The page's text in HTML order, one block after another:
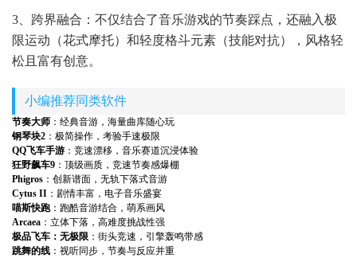
3、跨界融合：不仅结合了音乐游戏的节奏踩点，还融入极
限运动（花式摩托）和轻度格斗元素（技能对抗），风格轻
松且富有创意。
小编推荐同类软件
节奏大师 ：经典音游，海量曲库随心玩
钢琴块2 ：极简操作，考验手速极限
QQ飞车手游 ：竞速漂移，音乐赛道沉浸体验
狂野飙车9 ：顶级画质，竞速节奏感爆棚
Phigros ：创新谱面，无轨下落式音游
Cytus II ：剧情丰富，电子音乐盛宴
喵斯快跑：跑酷音游结合，萌系画风
Arcaea ：立体下落，高难度挑战性强
极品飞车：无极限 ：街头竞速，引擎轰鸣带感
跳舞的线 ：视听同步，节奏与反应并重